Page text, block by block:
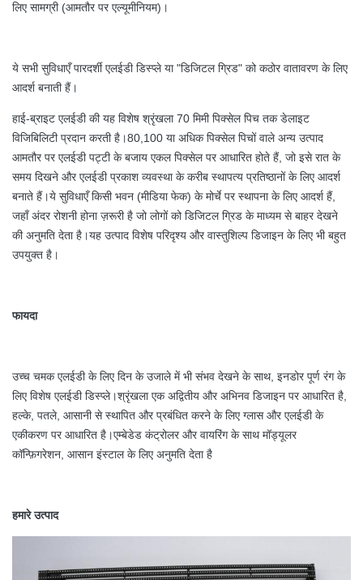
लिए सामग्री (आमतौर पर एल्यूमीनियम)।
ये सभी सुविधाएँ पारदर्शी एलईडी डिस्प्ले या "डिजिटल ग्रिड" को कठोर वातावरण के लिए
आदर्श बनाती हैं।
हाई-ब्राइट एलईडी की यह विशेष श्रृंखला 70 मिमी पिक्सेल पिच तक डेलाइट
विजिबिलिटी प्रदान करती है।80,100 या अधिक पिक्सेल पिचों वाले अन्य उत्पाद
आमतौर पर एलईडी पट्टी के बजाय एकल पिक्सेल पर आधारित होते हैं, जो इसे रात के
समय दिखने और एलईडी प्रकाश व्यवस्था के करीब स्थापत्य प्रतिष्ठानों के लिए आदर्श
बनाते हैं।ये सुविधाएँ किसी भवन (मीडिया फेक) के मोर्चे पर स्थापना के लिए आदर्श हैं,
जहाँ अंदर रोशनी होना ज़रूरी है जो लोगों को डिजिटल ग्रिड के माध्यम से बाहर देखने
की अनुमति देता है।यह उत्पाद विशेष परिदृश्य और वास्तुशिल्प डिजाइन के लिए भी बहुत
उपयुक्त है।
फायदा
उच्च चमक एलईडी के लिए दिन के उजाले में भी संभव देखने के साथ, इनडोर पूर्ण रंग के
लिए विशेष एलईडी डिस्प्ले।श्रृंखला एक अद्वितीय और अभिनव डिजाइन पर आधारित है,
हल्के, पतले, आसानी से स्थापित और प्रबंधित करने के लिए ग्लास और एलईडी के
एकीकरण पर आधारित है।एम्बेडेड कंट्रोलर और वायरिंग के साथ मॉड्यूलर
कॉन्फ़िगरेशन, आसान इंस्टाल के लिए अनुमति देता है
हमारे उत्पाद